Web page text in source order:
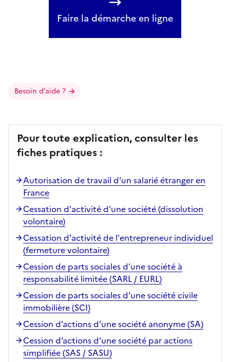
Faire la démarche en ligne
Besoin d’aide ?
Pour toute explication, consulter les
fiches pratiques :
Autorisation de travail d'un salarié étranger en
France
Cessation d'activité d'une société (dissolution
volontaire)
Cessation d'activité de l'entrepreneur individuel
(fermeture volontaire)
Cession de parts sociales d’une société à
responsabilité limitée (SARL / EURL)
Cession de parts sociales d’une société civile
immobilière (SCI)
Cession d’actions d’une société anonyme (SA)
Cession d’actions d’une société par actions
simplifiée (SAS / SASU)